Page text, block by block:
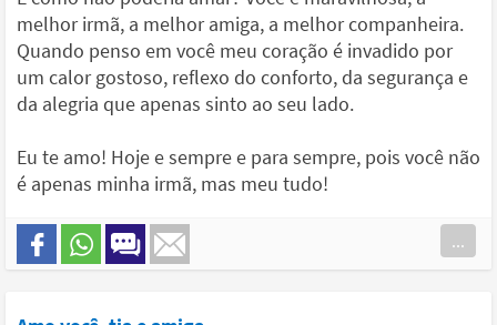
melhor irmã, a melhor amiga, a melhor companheira.
Quando penso em você meu coração é invadido por
um calor gostoso, reflexo do conforto, da segurança e
da alegria que apenas sinto ao seu lado.
Eu te amo! Hoje e sempre e para sempre, pois você não
é apenas minha irmã, mas meu tudo!
...